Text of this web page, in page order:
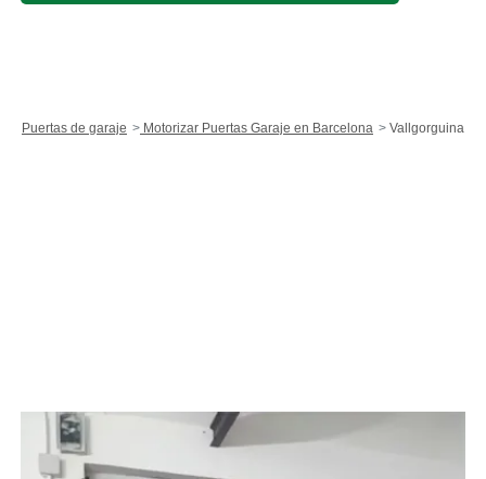
Puertas de garaje Motorizar Puertas Garaje en Barcelona Vallgorguina